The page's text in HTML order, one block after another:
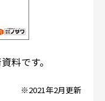
料です。
※2021年2月更新